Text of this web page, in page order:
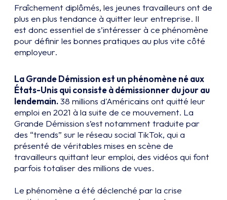
Fraîchement diplômés, les jeunes travailleurs ont de
plus en plus tendance à quitter leur entreprise. Il
est donc essentiel de s’intéresser à ce phénomène
pour définir les bonnes pratiques au plus vite côté
employeur.
La Grande Démission est un phénomène né aux
États-Unis qui consiste à démissionner du jour au
lendemain.38 millions d'Américains ont quitté leur
emploi en 2021 à la suite de ce mouvement. La
Grande Démission s’est notamment traduite par
des “trends” sur le réseau social TikTok, qui a
présenté de véritables mises en scène de
travailleurs quittant leur emploi, des vidéos qui font
parfois totaliser des millions de vues.
Le phénomène a été déclenché par la crise